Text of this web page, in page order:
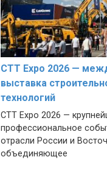
CTT Expo 2026 —
выставка
технологий
CTT Expo 2026 —
профессиональное
отрасли России и
объединяющее